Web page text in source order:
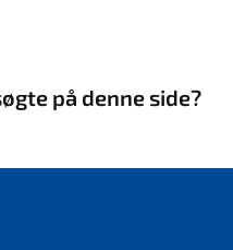
på denne side?